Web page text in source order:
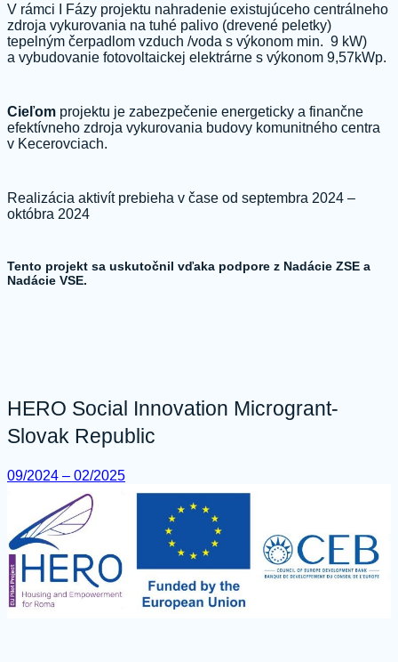
V rámci I Fázy projektu nahradenie existujúceho centrálneho
zdroja vykurovania na tuhé palivo (drevené peletky)
tepelným čerpadlom vzduch /voda s výkonom min. 9 kW)
a vybudovanie fotovoltaickej elektrárne s výkonom 9,57kWp.
Cieľom projektu je zabezpečenie energeticky a finančne
efektívneho zdroja vykurovania budovy komunitného centra
v Kecerovciach.
Realizácia aktivít prebieha v čase od septembra 2024 –
októbra 2024
Tento projekt sa uskutočnil vďaka podpore z Nadácie ZSE a
Nadácie VSE.
HERO Social Innovation Microgrant-
Slovak Republic
09/2024 – 02/2025